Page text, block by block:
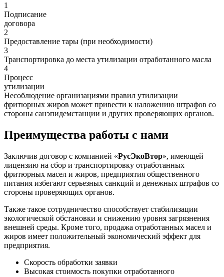
1
Подписание
договора
2
Предоставление тары (при необходимости)
3
Транспортировка до места утилизации отработанного масла
4
Процесс
утилизации
Несоблюдение организациями правил утилизации
фритюрных жиров может привести к наложению штрафов со
стороны санэпидемстанции и других проверяющих органов.
Преимущества работы с нами
Заключив договор с компанией «РусЭкоВтор», имеющей
лицензию на сбор и транспортировку отработанных
фритюрных масел и жиров, предприятия общественного
питания избегают серьезных санкций и денежных штрафов со
стороны проверяющих органов.
Также такое сотрудничество способствует стабилизации
экологической обстановки и снижению уровня загрязнения
внешней среды. Кроме того, продажа отработанных масел и
жиров имеет положительный экономический эффект для
предприятия.
Скорость обработки заявки
Высокая стоимость покупки отработанного